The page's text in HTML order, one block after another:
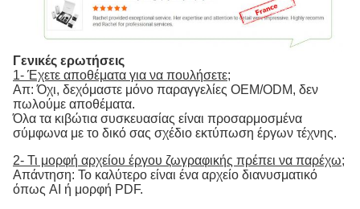
Γενικές ερωτήσεις
1- Έχετε αποθέματα για να πουλήσετε;
Απ: Όχι, δεχόμαστε μόνο παραγγελίες OEM/ODM, δεν
πωλούμε αποθέματα.
Όλα τα κιβώτια συσκευασίας είναι προσαρμοσμένα
σύμφωνα με το δικό σας σχέδιο εκτύπωση έργων τέχνης.
2- Τι μορφή αρχείου έργου ζωγραφικής πρέπει να παρέχω;
Απάντηση: Το καλύτερο είναι ένα αρχείο διανυσματικό
όπως AI ή μορφή PDF.